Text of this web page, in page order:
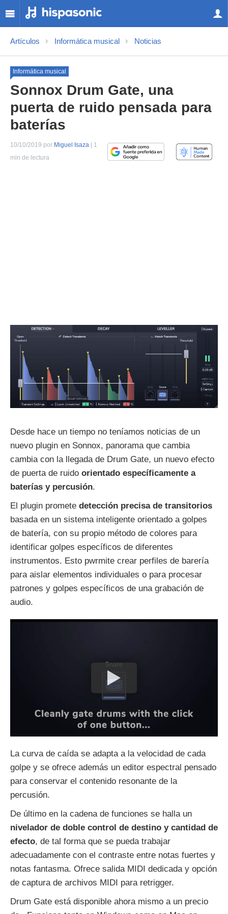
Artículos Informática musical Noticias
Informática musical
Sonnox Drum Gate, una
puerta de ruido pensada para
baterías
10/10/2019 por Miguel Isaza | 1
min de lectura
Desde hace un tiempo no teníamos noticias de un
nuevo plugin en Sonnox, panorama que cambia
cambia con la llegada de Drum Gate, un nuevo efecto
de puerta de ruido orientado específicamente a
baterías y percusión.
El plugin promete detección precisa de transitorios
basada en un sistema inteligente orientado a golpes
de batería, con su propio método de colores para
identificar golpes específicos de diferentes
instrumentos. Esto pwrmite crear perfiles de barería
para aislar elementos individuales o para procesar
patrones y golpes específicos de una grabación de
audio.
La curva de caída se adapta a la velocidad de cada
golpe y se ofrece además un editor espectral pensado
para conservar el contenido resonante de la
percusión.
De último en la cadena de funciones se halla un
nivelador de doble control de destino y cantidad de
efecto, de tal forma que se pueda trabajar
adecuadamente con el contraste entre notas fuertes y
notas fantasma. Ofrece salida MIDI dedicada y opción
de captura de archivos MIDI para retrigger.
Drum Gate está disponible ahora mismo a un precio